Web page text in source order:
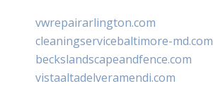
vwrepairarlington.com
cleaningservicebaltimore-md.com
beckslandscapeandfence.com
vistaaltadelveramendi.com